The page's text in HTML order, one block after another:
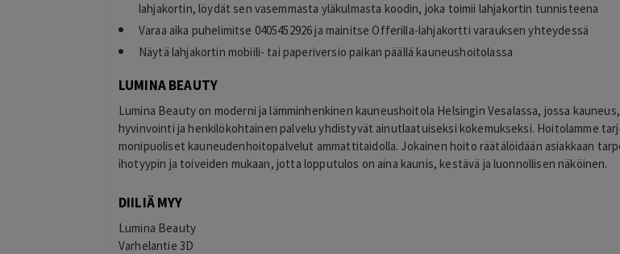
lahjakortin, löydät sen vasemmasta yläkulmasta koodin, joka toimii lahjakortin tunnisteena
Varaa aika puhelimitse 0405452926 ja mainitse Offerilla-lahjakortti varauksen yhteydessä
Näytä lahjakortin mobiili- tai paperiversio paikan päällä kauneushoitolassa
LUMINA BEAUTY
Lumina Beauty on moderni ja lämminhenkinen kauneushoitola Helsingin Vesalassa, jossa kauneus,
hyvinvointi ja henkilökohtainen palvelu yhdistyvät ainutlaatuiseksi kokemukseksi. Hoitolamme
monipuoliset kauneudenhoitopalvelut ammattitaidolla. Jokainen hoito räätälöidään asiakkaan
ihotyypin ja toiveiden mukaan, jotta lopputulos on aina kaunis, kestävä ja luonnollisen näköinen.
DIILIÄ MYY
Lumina Beauty
Varhelantie 3D
Eija
Kaikki meni ihan nappiin! Suosittelen!
Lisätty